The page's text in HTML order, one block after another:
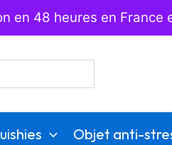
en 48 heures en France
Objet anti-